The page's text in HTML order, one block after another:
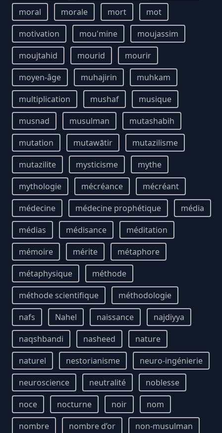
moral
morale mort
mot
motivation
mou'mine
moujassim
moujtahid
mourid
mourir
moyen-âge
muhajirin
muhkam
multiplication
mushaf
musique
musnad
musulman
mutashabih
mutation
mutawātir
mutazilisme
mutazilite
mysticisme
mythe
mythologie
mécréance
mécréant
médecine
médecine prophétique
média
médias
médisance
méditation
mémoire
mérite
métaphore
métaphysique
méthode
méthode scientifique
méthodologie
nafs
Nahel naissance
najdiyya
naqshbandi
nasheed
nature
naturel
nestorianisme
neuro-ingénierie
neuroscience
neutralité
noblesse
noce
nocturne noir
nom
nombre
nombre d’or non-musulman